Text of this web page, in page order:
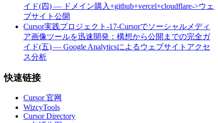
イド(四) — ドメイン購入+github+vercel+cloudflare->ウェ
ブサイト公開
Cursor実践プロジェクト-17-Cursorでソーシャルメディ
ア画像ツールを迅速開発：構想から公開までの完全ガ
イド(五) — Google Analyticsによるウェブサイトアクセ
ス分析
快速链接
Cursor 官网
WizcyTools
Cursor Directory